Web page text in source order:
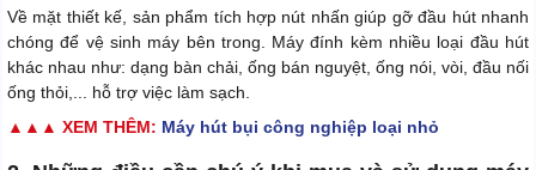
Về mặt thiết kế, sản phẩm tích hợp nút nhấn giúp gỡ đầu hút nhanh
chóng để vệ sinh máy bên trong. Máy đính kèm nhiều loại đầu hút
khác nhau như: dạng bàn chải, ống bán nguyệt, ống nói, vòi, đầu nối
ống thỏi,... hỗ trợ việc làm sạch.
▲▲▲ XEM THÊM: Máy hút bụi công nghiệp loại nhỏ